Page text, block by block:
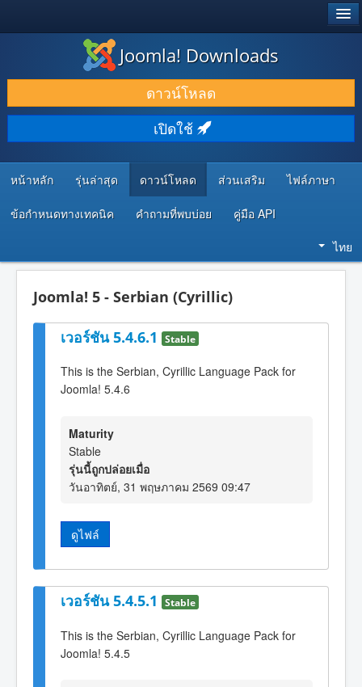
ดาวน์โหลด & ส่วนเสริม
ค้นคว้า & เรียนรู้
ชุมชน & สนับสนุน
ทรัพยากรสำหรับนักพัฒนา
Joomla! Downloads
ดาวน์โหลด
เปิดใช้
หน้าหลัก รุ่นล่าสุด ดาวน์โหลด ส่วนเสริม ไฟล์ภาษา
ข้อกำหนดทางเทคนิค คำถามที่พบบ่อย คู่มือ API
ไทย
Joomla! 5 - Serbian (Cyrillic)
เวอร์ชัน 5.4.6.1 Stable
This is the Serbian, Cyrillic Language Pack for
Joomla! 5.4.6
Maturity
Stable
รุ่นนี้ถูกปล่อยเมื่อ
วันอาทิตย์, 31 พฤษภาคม 2569 09:47
ดูไฟล์
เวอร์ชัน 5.4.5.1 Stable
This is the Serbian, Cyrillic Language Pack for
Joomla! 5.4.5